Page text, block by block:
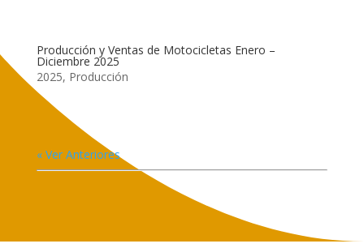
Producción y Ventas de Motocicletas Enero –
Diciembre 2025
2025, Producción
« Ver Anteriores